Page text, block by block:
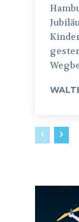
Hamburg